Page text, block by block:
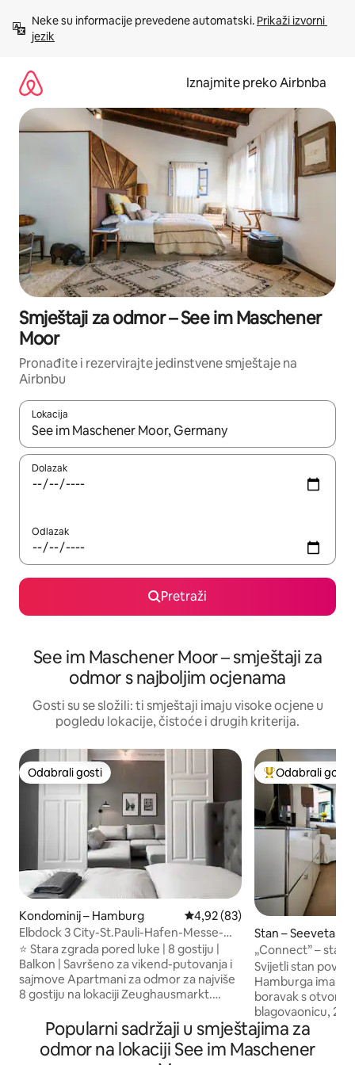
sadržaj
Neke su informacije prevedene automatski. Prikaži izvorni
jezik
Iznajmite preko Airbnba
Smještaji za odmor – See im Maschener
Moor
Pronađite i rezervirajte jedinstvene smještaje na
Airbnbu
Lokacija
Kada budu dostupni rezultati, moći ćete ih pregledati
Dolazak
Odlazak
Pretraži
See im Maschener Moor – smještaji za
odmor s najboljim ocjenama
Gosti su se složili: ti smještaji imaju visoke ocjene u
pogledu lokacije, čistoće i drugih kriterija.
Odabrali gosti
Odabrali gosti
Kondominij – Hamburg Prosječna ocjena: 4,92/5,
4,92 (83)
Elbdock 3 City-St.Pauli-Hafen-Messe-
Suite do 8 osoba
⭐ Stara zgrada pored luke | 8 gostiju |
Balkon | Savršeno za vikend-putovanja i
sajmove Apartmani za odmor za najviše
8 gostiju na lokaciji Zeughausmarkt.
modernim dizajnom. 3 spavaće sobe,
kauč na razvlačenje u dnevnom boravku,
kupaonica + WC za goste, potpuno
Među najviše
Odabrali gosti
Stan – Seevetal
„Connect” – stan
Svijetli stan
Hamburga ima
boravak s
blagovaonicu, 2
krevetom
kupaonicu (uklj.
goste i južna/zapadna
Popularni sadržaji u smještajima za
odmor na lokaciji See im Maschener